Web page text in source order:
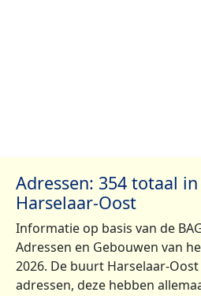
Adressen: 354 totaal
Harselaar-Oost
Informatie op basis van de
Adressen en Gebouwen van
2026. De buurt Harselaar-
adressen, deze hebben